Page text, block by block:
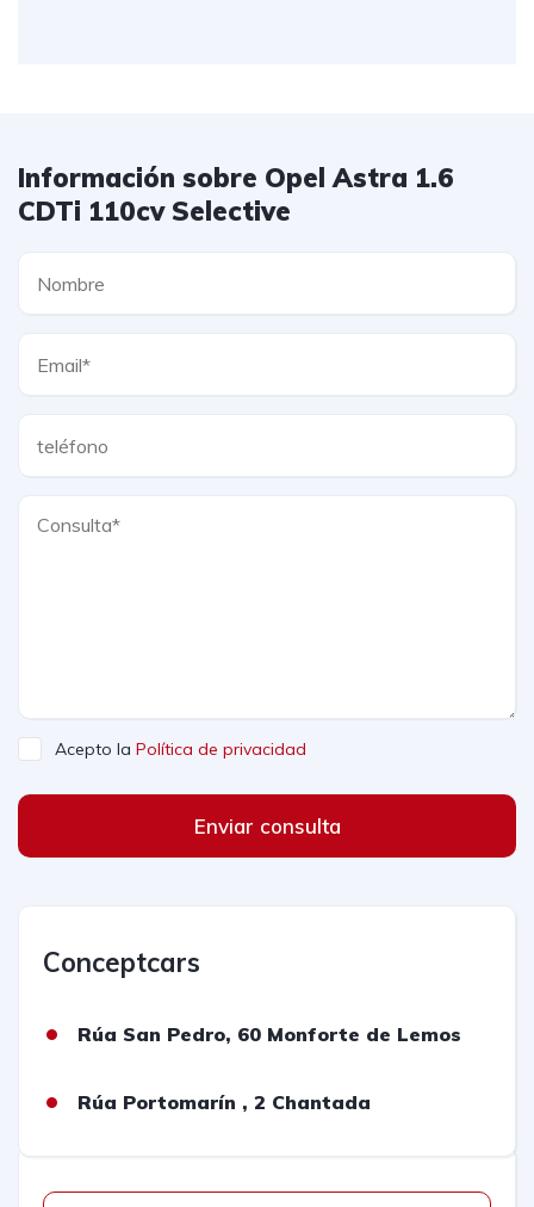
Información sobre Opel Astra 1.6
CDTi 110cv Selective
Acepto la Política de privacidad
Enviar consulta
Conceptcars
Rúa San Pedro, 60 Monforte de Lemos
Rúa Portomarín , 2 Chantada